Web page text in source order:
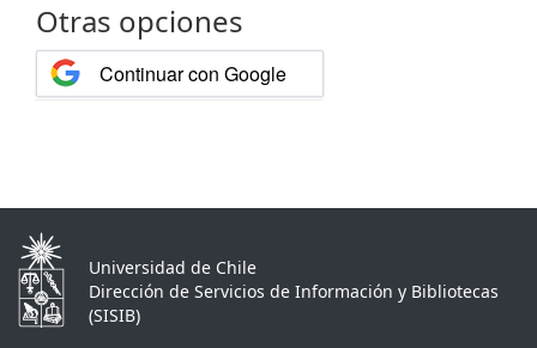
Otras opciones
Continuar con Google
Universidad de Chile
Dirección de Servicios de Información y Bibliotecas
(SISIB)